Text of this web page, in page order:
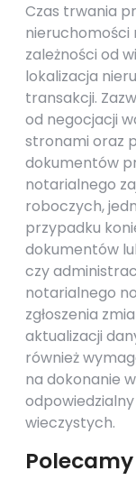
Czas trwania
nieruchomości
zależności od
lokalizacja
transakcji.
od negocjacji
stronami oraz
dokumentów
notarialnego
roboczych,
przypadku
dokumentów
czy
notarialnego
zgłoszenia
aktualizacji
również
na dokonanie
wieczystych.
Polecamy